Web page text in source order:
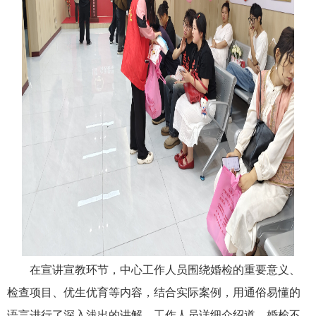
在宣讲宣教环节，中心工作人员围绕婚检的重要意义、
检查项目、优生优育等内容，结合实际案例，用通俗易懂的